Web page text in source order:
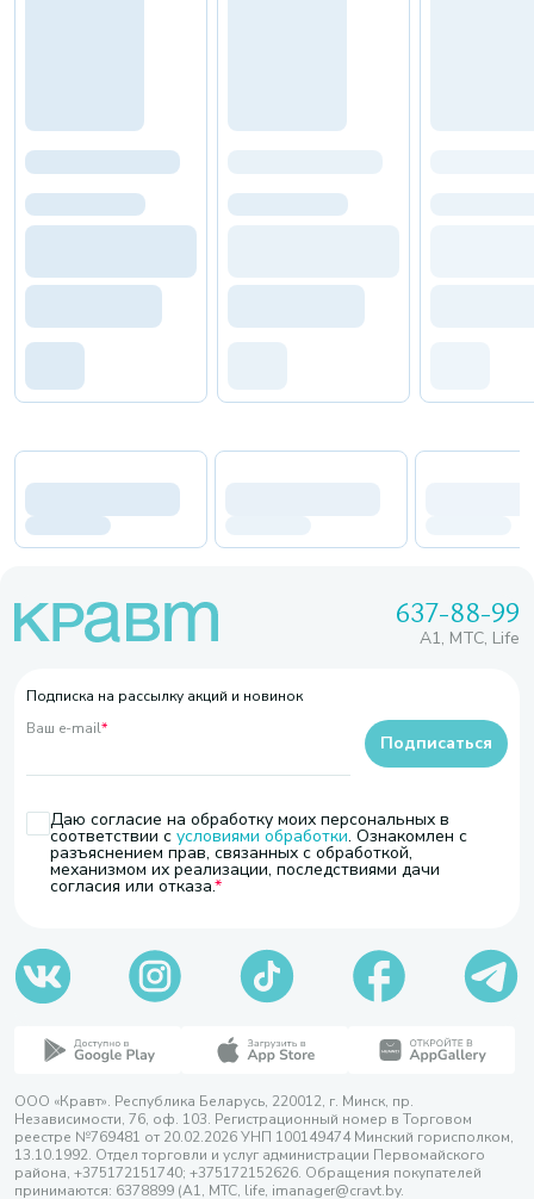
637-88-99
A1, МТС, Life
Подписка на рассылку акций и новинок
Ваш e-mail*
Даю согласие на обработку моих персональных в
соответствии с условиями обработки. Ознакомлен с
разъяснением прав, связанных с обработкой,
механизмом их реализации, последствиями дачи
согласия или отказа.
Подписаться
ООО «Кравт». Республика Беларусь, 220012, г. Минск, пр.
Независимости, 76, оф. 103. Регистрационный номер в Торговом
реестре №769481 от 20.02.2026 УНП 100149474 Минский горисполком,
13.10.1992. Отдел торговли и услуг администрации Первомайского
района, +375172151740; +375172152626. Обращения покупателей
принимаются: 6378899 (А1, МТС, life, imanager@cravt.by.